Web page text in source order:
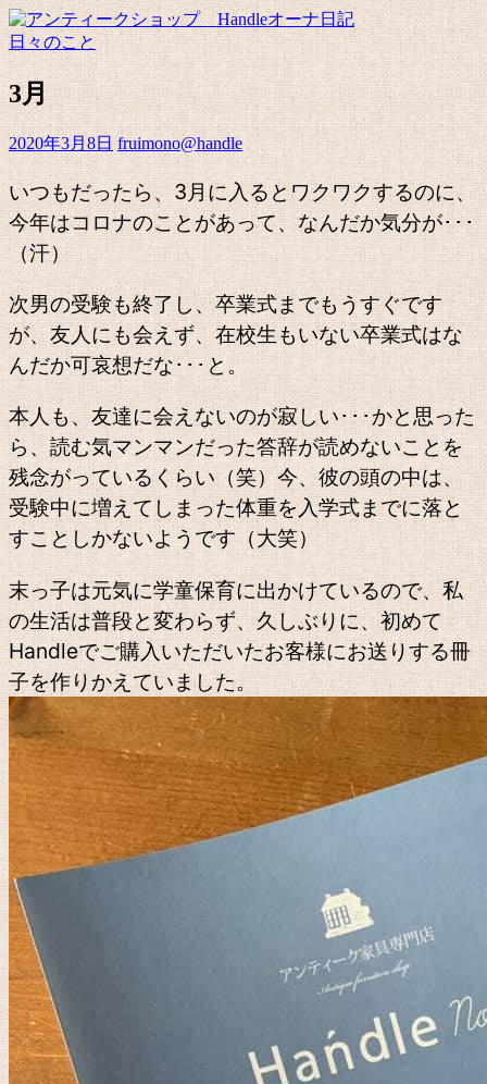
日々のこと
3月
2020年3月8日 fruimono@handle
いつもだったら、3月に入るとワクワクするのに、
今年はコロナのことがあって、なんだか気分が･･･
（汗）
次男の受験も終了し、卒業式までもうすぐです
が、友人にも会えず、在校生もいない卒業式はな
んだか可哀想だな･･･と。
本人も、友達に会えないのが寂しい･･･かと思った
ら、読む気マンマンだった答辞が読めないことを
残念がっているくらい（笑）今、彼の頭の中は、
受験中に増えてしまった体重を入学式までに落と
すことしかないようです（大笑）
末っ子は元気に学童保育に出かけているので、私
の生活は普段と変わらず、久しぶりに、初めて
Handleでご購入いただいたお客様にお送りする冊
子を作りかえていました。